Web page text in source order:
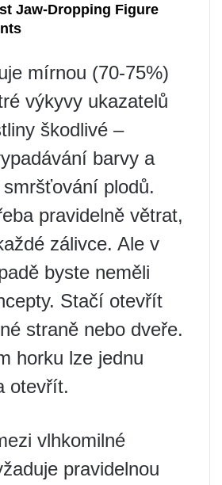
mírnou (70-75%)
výkyvy ukazatelů
škodlivé –
barvy a
plodů.
pravidelně větrat,
zálivce. Ale v
byste neměli
Stačí otevřít
straně nebo dveře.
horku lze jednu
otevřít.
vlhkomilné
pravidelnou